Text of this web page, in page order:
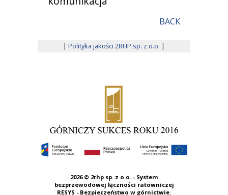
BACK
| Polityka jakości 2RHP sp. z o.o. |
2026 © 2rhp sp. z o.o. - System
bezprzewodowej łączności ratowniczej
RESYS - Bezpieczeństwo w górnictwie.